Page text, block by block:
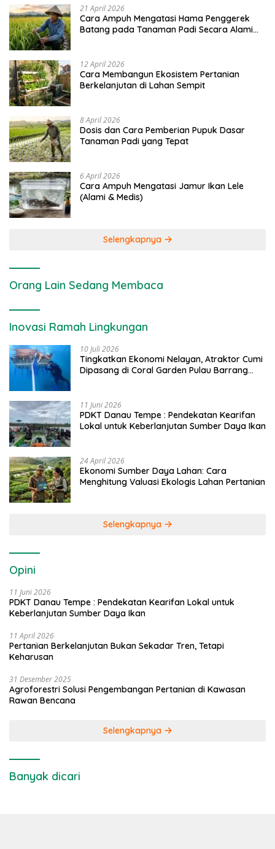
21 April 2026
Cara Ampuh Mengatasi Hama Penggerek
Batang pada Tanaman Padi Secara Alami
12 April 2026
Cara Membangun Ekosistem Pertanian
Berkelanjutan di Lahan Sempit
8 April 2026
Dosis dan Cara Pemberian Pupuk Dasar
Tanaman Padi yang Tepat
6 April 2026
Cara Ampuh Mengatasi Jamur Ikan Lele
(Alami & Medis)
Selengkapnya
Orang Lain Sedang Membaca
Inovasi Ramah Lingkungan
10 Juli 2026
Tingkatkan Ekonomi Nelayan, Atraktor Cumi
Dipasang di Coral Garden Pulau Barrang
11 Juni 2026
PDKT Danau Tempe : Pendekatan Kearifan
Lokal untuk Keberlanjutan Sumber Daya Ikan
24 April 2026
Ekonomi Sumber Daya Lahan: Cara
Menghitung Valuasi Ekologis Lahan Pertanian
Selengkapnya
Opini
11 Juni 2026
PDKT Danau Tempe : Pendekatan Kearifan Lokal untuk
Keberlanjutan Sumber Daya Ikan
11 April 2026
Pertanian Berkelanjutan Bukan Sekadar Tren, Tetapi
Keharusan
31 Desember 2025
Agroforestri Solusi Pengembangan Pertanian di Kawasan
Rawan Bencana
Selengkapnya
Banyak dicari